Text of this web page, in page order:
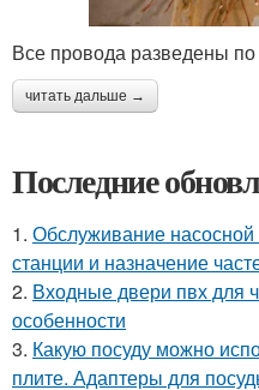
Все провода разведены
читать дальше →
Последние
1. Обслуживание
станции и назначение
2. Входные двери пвх для
особенности
3. Какую посуду можно
плите. Адаптеры для